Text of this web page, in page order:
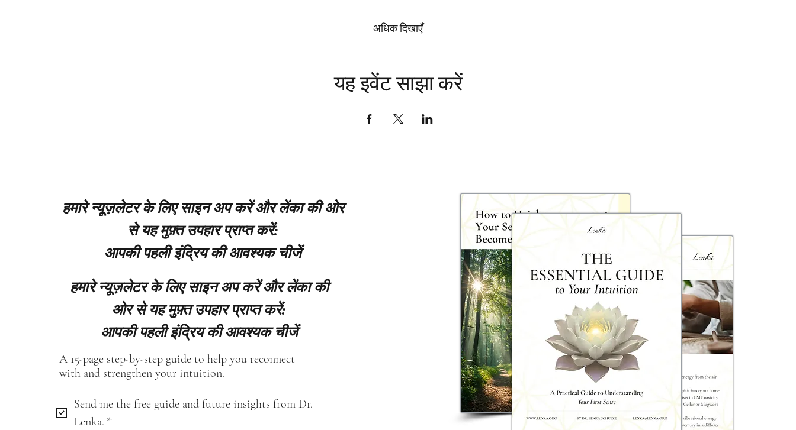
अधिक दिखाएँ
यह इवेंट साझा करें
हमारे न्यूज़लेटर के लिए साइन अप करें और लेंका की ओर
से यह मुफ़्त उपहार प्राप्त करें:
आपकी पहली इंद्रिय की आवश्यक चीजें
हमारे न्यूज़लेटर के लिए साइन अप करें और लेंका की
ओर से यह मुफ़्त उपहार प्राप्त करें:
आपकी पहली इंद्रिय की आवश्यक चीजें
A 15-page step-by-step guide to help you reconnect
with and strengthen your intuition.
Send me the free guide and future insights from Dr.
Lenka. *